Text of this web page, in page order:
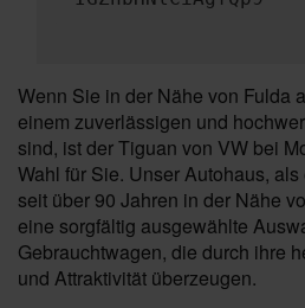
Wenn Sie in der Nähe von Fulda
einem zuverlässigen und
sind, ist der Tiguan von VW bei
Wahl für Sie. Unser Autohaus,
seit über 90 Jahren in der Nähe
eine sorgfältig ausgewählte
Gebrauchtwagen, die durch ihre
und Attraktivität überzeugen.